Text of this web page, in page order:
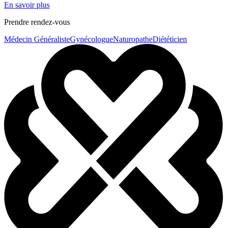
En savoir plus
Prendre rendez-vous
Médecin GénéralisteGynécologueNaturopatheDiététicien